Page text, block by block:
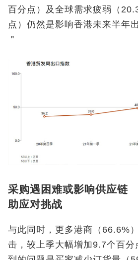
百分点）及全球需求疲弱（
点）仍然是影响香港未来半年
＂
采购遇困难或影响供应链
助应对挑战
与此同时，更多港商（66.6%
击，较上季大幅增加9.7个百分